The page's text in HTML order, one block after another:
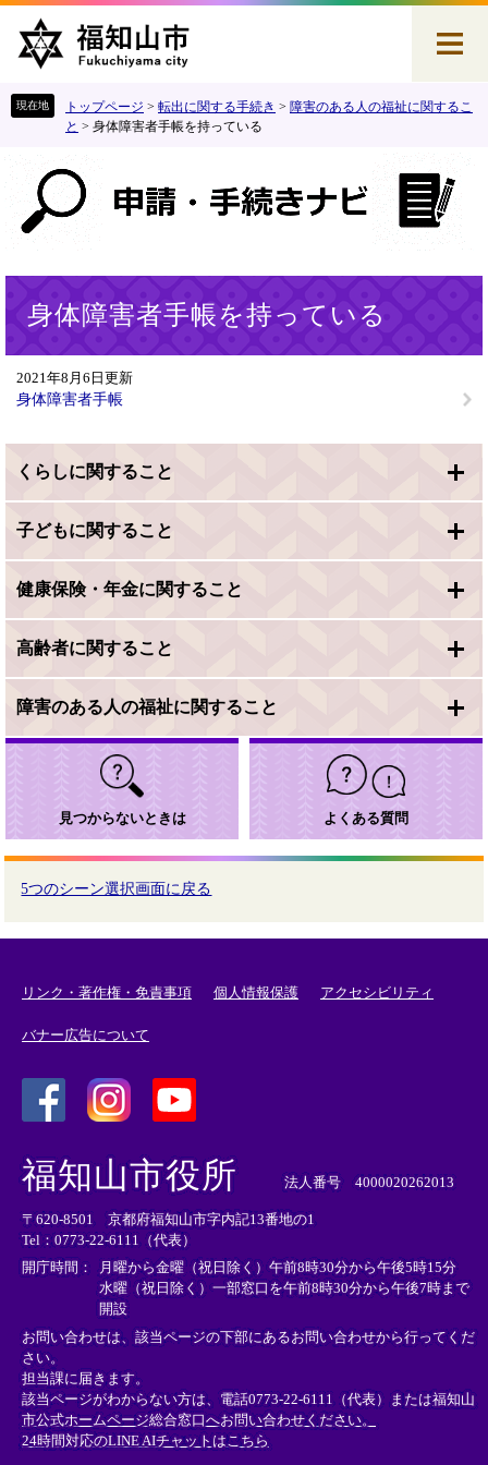
す
。
し
て
文
トップページ > 転出に関する手続き > 障害のある人の福祉に関するこ
と > 身体障害者手帳を持っている
身体障害者手帳を持っている
2021年8月6日更新
身体障害者手帳
くらしに関すること
子どもに関すること
健康保険・年金に関すること
高齢者に関すること
障害のある人の福祉に関すること
見つからないときは よくある質問
5つのシーン選択画面に戻る
リンク・著作権・免責事項 個人情報保護 アクセシビリティ
バナー広告について
外
部
リ
ン
ク
＞
外
リ
ン
ク
＞
外
部
ン
ク
＞
福知山市役所 法人番号 4000020262013
〒620-8501 京都府福知山市字内記13番地の1
Tel：0773-22-6111（代表）
開庁時間：
月曜から金曜（祝日除く）午前8時30分から午後5時15分
水曜（祝日除く）一部窓口を午前8時30分から午後7時まで
開設
お問い合わせは、該当ページの下部にあるお問い合わせから行ってくだ
さい。
担当課に届きます。
該当ページがわからない方は、電話0773-22-6111（代表）または福知山
市公式ホームページ総合窓口へお問い合わせください。
24時間対応のLINE AIチャットはこちら